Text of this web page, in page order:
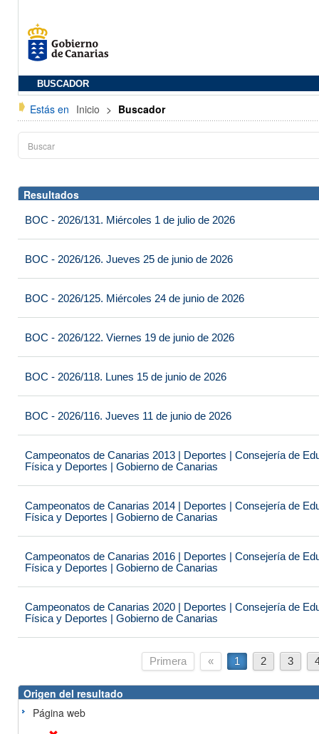
BUSCADOR
Estás en Inicio > Buscador
Resultados
BOC - 2026/131. Miércoles 1 de julio de 2026
BOC - 2026/126. Jueves 25 de junio de 2026
BOC - 2026/125. Miércoles 24 de junio de 2026
BOC - 2026/122. Viernes 19 de junio de 2026
BOC - 2026/118. Lunes 15 de junio de 2026
BOC - 2026/116. Jueves 11 de junio de 2026
Campeonatos de Canarias 2013 | Deportes | Consejería de
Física y Deportes | Gobierno de Canarias
Campeonatos de Canarias 2014 | Deportes | Consejería de
Física y Deportes | Gobierno de Canarias
Campeonatos de Canarias 2016 | Deportes | Consejería de
Física y Deportes | Gobierno de Canarias
Campeonatos de Canarias 2020 | Deportes | Consejería de
Física y Deportes | Gobierno de Canarias
Primera « 1 2 3
Origen del resultado
Página web